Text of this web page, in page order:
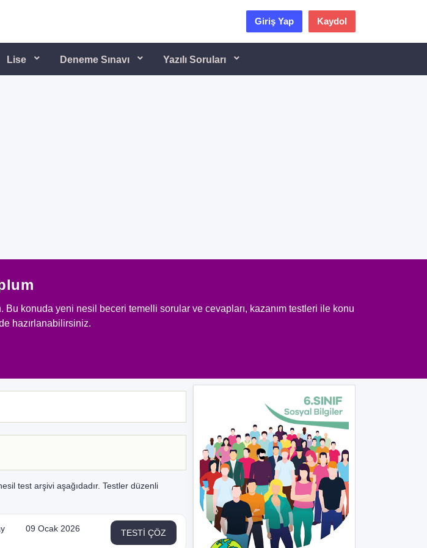
Kaydol
Giriş Yap
Lise Deneme Sınavı Yazılı Soruları
Bu konuda yeni nesil beceri temelli sorular ve cevapları, kazanım testleri ile konu
hazırlanabilirsiniz.
test arşivi aşağıdadır. Testler düzenli
09 Ocak 2026 TESTİ ÇÖZ